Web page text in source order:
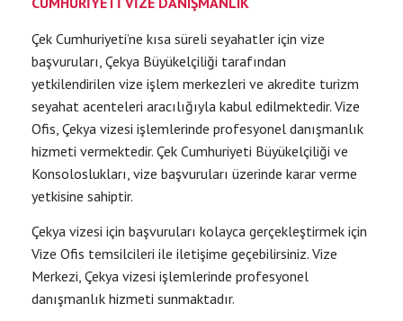
Çek Cumhuriyeti’ne kısa süreli seyahatler için vize
başvuruları, Çekya Büyükelçiliği tarafından
yetkilendirilen vize işlem merkezleri ve akredite turizm
seyahat acenteleri aracılığıyla kabul edilmektedir. Vize
Ofis, Çekya vizesi işlemlerinde profesyonel danışmanlık
hizmeti vermektedir. Çek Cumhuriyeti Büyükelçiliği ve
Konsoloslukları, vize başvuruları üzerinde karar verme
yetkisine sahiptir.
Çekya vizesi için başvuruları kolayca gerçekleştirmek için
Vize Ofis temsilcileri ile iletişime geçebilirsiniz. Vize
Merkezi, Çekya vizesi işlemlerinde profesyonel
danışmanlık hizmeti sunmaktadır.